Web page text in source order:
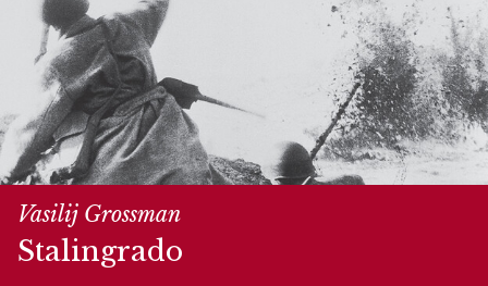
Vasilij Grossman
Stalingrado